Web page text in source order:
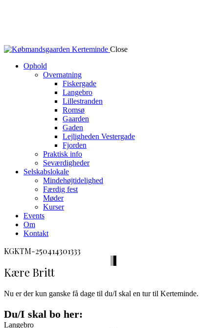
Close
Ophold
Overnatning
Fiskergade
Langebro
Lillestranden
Romsø
Gaarden
Gaden
Lejligheden Vestergade
Fjorden
Praktisk info
Seværdigheder
Selskabslokale
Mindehøjtidelighed
Færdig fest
Møder
Kurser
Events
Om
Kontakt
facebook
envelope-
phone-
KGKTM-250414301333
Kære Britt
Nu er der kun ganske få dage til du/I skal en tur til Kerteminde.
Du/I skal bo her:
Langebro